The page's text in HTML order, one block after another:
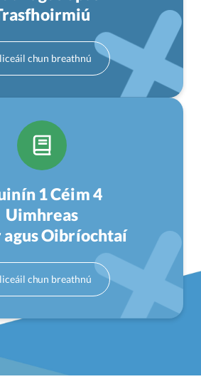
1 Céim 4
Uimhreas
agus Oibríochtaí